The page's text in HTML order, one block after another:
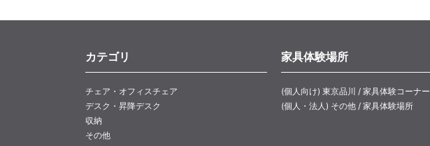
カテゴリ
チェア・オフィスチェア
デスク・昇降デスク
収納
その他
家具体験場所
(個人向け) 東京品川 / 家具体験コーナー
(個人・法人) その他 / 家具体験場所